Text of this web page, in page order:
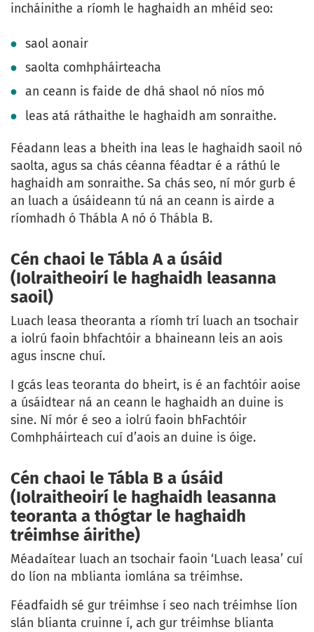
incháinithe a ríomh le haghaidh an mhéid seo:
saol aonair
saolta comhpháirteacha
an ceann is faide de dhá shaol nó níos mó
leas atá ráthaithe le haghaidh am sonraithe.
Féadann leas a bheith ina leas le haghaidh saoil nó
saolta, agus sa chás céanna féadtar é a ráthú le
haghaidh am sonraithe. Sa chás seo, ní mór gurb é
an luach a úsáideann tú ná an ceann is airde a
ríomhadh ó Thábla A nó ó Thábla B.
Cén chaoi le Tábla A a úsáid
(Iolraitheoirí le haghaidh leasanna
saoil)
Luach leasa theoranta a ríomh trí luach an tsochair
a iolrú faoin bhfachtóir a bhaineann leis an aois
agus inscne chuí.
I gcás leas teoranta do bheirt, is é an fachtóir aoise
a úsáidtear ná an ceann le haghaidh an duine is
sine. Ní mór é seo a iolrú faoin bhFachtóir
Comhpháirteach cuí d’aois an duine is óige.
Cén chaoi le Tábla B a úsáid
(Iolraitheoirí le haghaidh leasanna
teoranta a thógtar le haghaidh
tréimhse áirithe)
Méadaítear luach an tsochair faoin ‘Luach leasa’ cuí
do líon na mblianta iomlána sa tréimhse.
Féadfaidh sé gur tréimhse í seo nach tréimhse líon
slán blianta cruinne í, ach gur tréimhse blianta